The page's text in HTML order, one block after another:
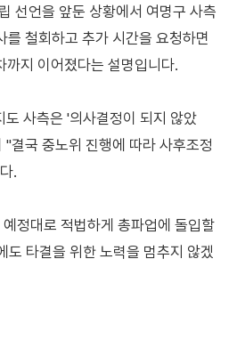
선언을 앞둔 상황에서 여명구 사측
를 철회하고 추가 시간을 요청하면
지 이어졌다는 설명입니다.
도 사측은 '의사결정이 되지 않았
결국 중노위 진행에 따라 사후조정
.
정대로 적법하게 총파업에 돌입할
도 타결을 위한 노력을 멈추지 않겠